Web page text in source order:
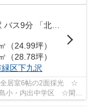
9分 「北公園入口」 停歩2分
（24.99坪）
（28.78坪）
区下九沢
居室6帖の2面採光 ☆
小・内出中学区 ☆閑静